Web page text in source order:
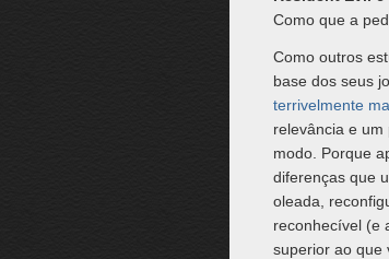
Como que a
Como outros
base dos seus
terrivelmente
relevância e
modo. Porque
diferenças que
oleada,
reconhecível (e
superior ao que